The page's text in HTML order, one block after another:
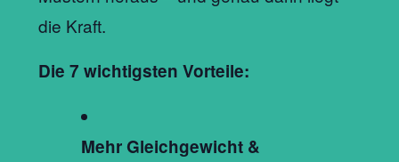
die Kraft.
Die 7 wichtigsten Vorteile:
Mehr Gleichgewicht &